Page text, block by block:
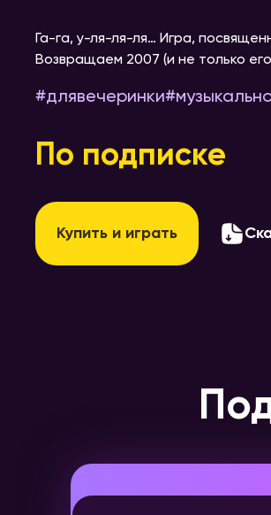
Га-га, у-ля-ля-ля… Игра,
Возвращаем 2007 (и не только
#длявечеринки#
По подписке
Купить и играть